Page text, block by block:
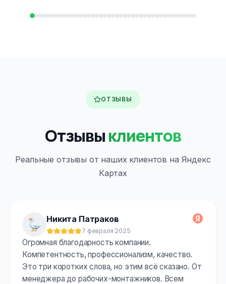
ОТЗЫВЫ
Отзывыклиентов
Реальные отзывы от наших клиентов на Яндекс
Картах
Никита Патраков
Оценка:5из 57 февраля 2025
Огромная благодарность компании.
Компетентность, профессионализм, качество.
Это три коротких слова, но этим всё сказано. От
менеджера до рабочих-монтажников. Всем